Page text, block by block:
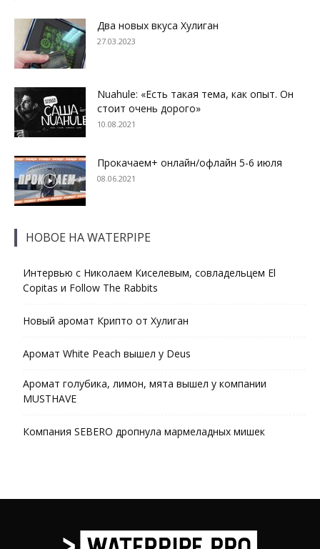
Два новых вкуса Хулиган
27.03.2023
Nuahule: «Есть такая тема, как опыт. Он
стоит очень дорого»
10.08.2021
Прокачаем+ онлайн/офлайн 5-6 июля
08.06.2021
НОВОЕ НА WATERPIPE
Интервью с Николаем Киселевым, совладельцем El
Copitas и Follow The Rabbits
Новый аромат Крипто от Хулиган
Аромат White Peach вышел у Deus
Аромат голубика, лимон, мята вышел у компании
MUSTHAVE
Компания SEBERO дропнула мармеладных мишек